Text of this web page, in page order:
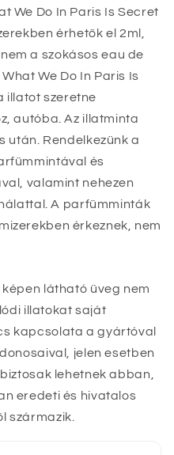
We Do In Paris Is Secret
érhetők el 2ml,
a szokásos eau de
We Do In Paris Is
illatot szeretne
autóba. Az illatminta
után. Rendelkezünk a
és
valamint nehezen
A parfümminták
érkeznek, nem
képen látható üveg nem
illatokat saját
kapcsolata a gyártóval
jelen esetben
lehetnek abban,
eredeti és hivatalos
származik.